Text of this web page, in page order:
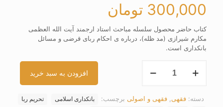
300,000 تومان
کتاب حاضر محصول سلسله مباحث استاد ارجمند آیت الله العظمی
مکارم شیرازی (مد ظله)، درباره ی احکام ربای قرضی و مسائل
بانکداری است.
اسلامی
افزودن به سبد خرید
دسته: فقهی فقهی و اصولی برچسب: بانکداری اسلامی
تحریم ربا